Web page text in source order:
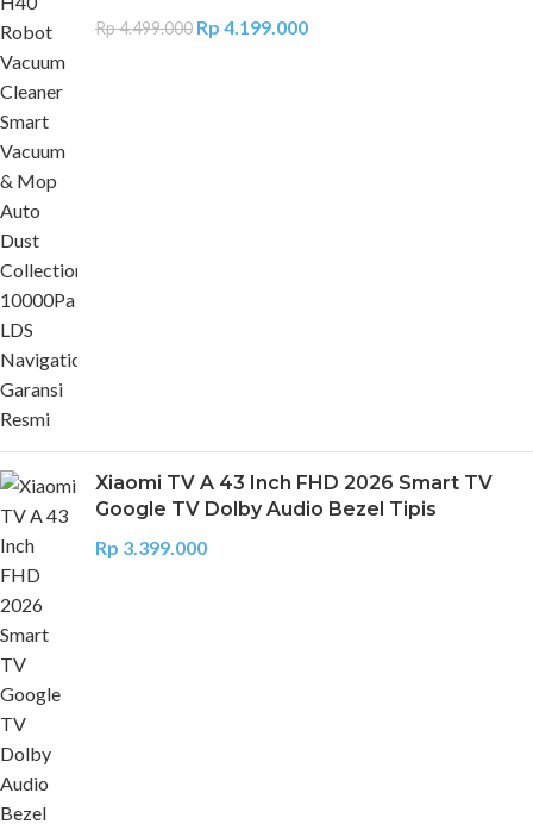
Rp4.499.000 Rp 4.199.000
Xiaomi TV A 43 Inch FHD 2026 Smart TV
Google TV Dolby Audio Bezel Tipis
Rp 3.399.000